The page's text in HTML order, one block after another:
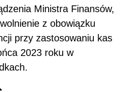
Ministra Finansów,
z obowiązku
przy zastosowaniu kas
2023 roku w